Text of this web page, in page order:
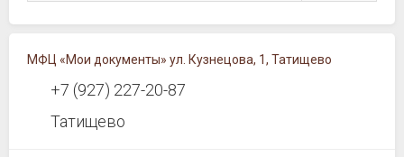
МФЦ «Мои документы» ул. Кузнецова, 1, Татищево
+7 (927) 227-20-87
Татищево